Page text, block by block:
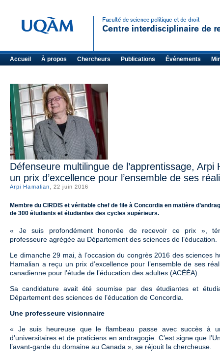
Accueil À propos Chercheurs Publications Événements
Défenseure multilingue de l’apprentissage, Arpi
un prix d’excellence pour l’ensemble de ses
Arpi Hamalian , 22 juin 2016
Membre du CIRDIS et véritable chef de file à Concordia en matière
de 300 étudiants et étudiantes des cycles supérieurs.
« Je suis profondément honorée de recevoir ce prix »,
professeure agrégée au Département des sciences de l’éducation.
Le dimanche 29 mai, à l’occasion du congrès 2016 des sciences
Hamalian a reçu un prix d’excellence pour l’ensemble de ses
canadienne pour l’étude de l’éducation des adultes (ACÉÉA).
Sa candidature avait été soumise par des étudiantes et
Département des sciences de l’éducation de Concordia.
Une professeure visionnaire
« Je suis heureuse que le flambeau passe avec succès à
d’universitaires et de praticiens en andragogie. C’est signe que
l’avant-garde du domaine au Canada », se réjouit la chercheuse.